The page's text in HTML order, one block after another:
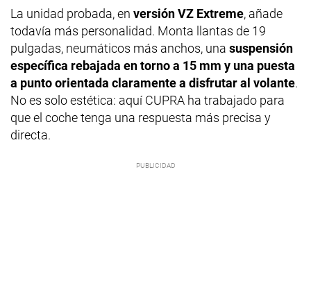
La unidad probada, en versión VZ Extreme, añade
todavía más personalidad. Monta llantas de 19
pulgadas, neumáticos más anchos, una suspensión
específica rebajada en torno a 15 mm y una puesta
a punto orientada claramente a disfrutar al volante.
No es solo estética: aquí CUPRA ha trabajado para
que el coche tenga una respuesta más precisa y
directa.